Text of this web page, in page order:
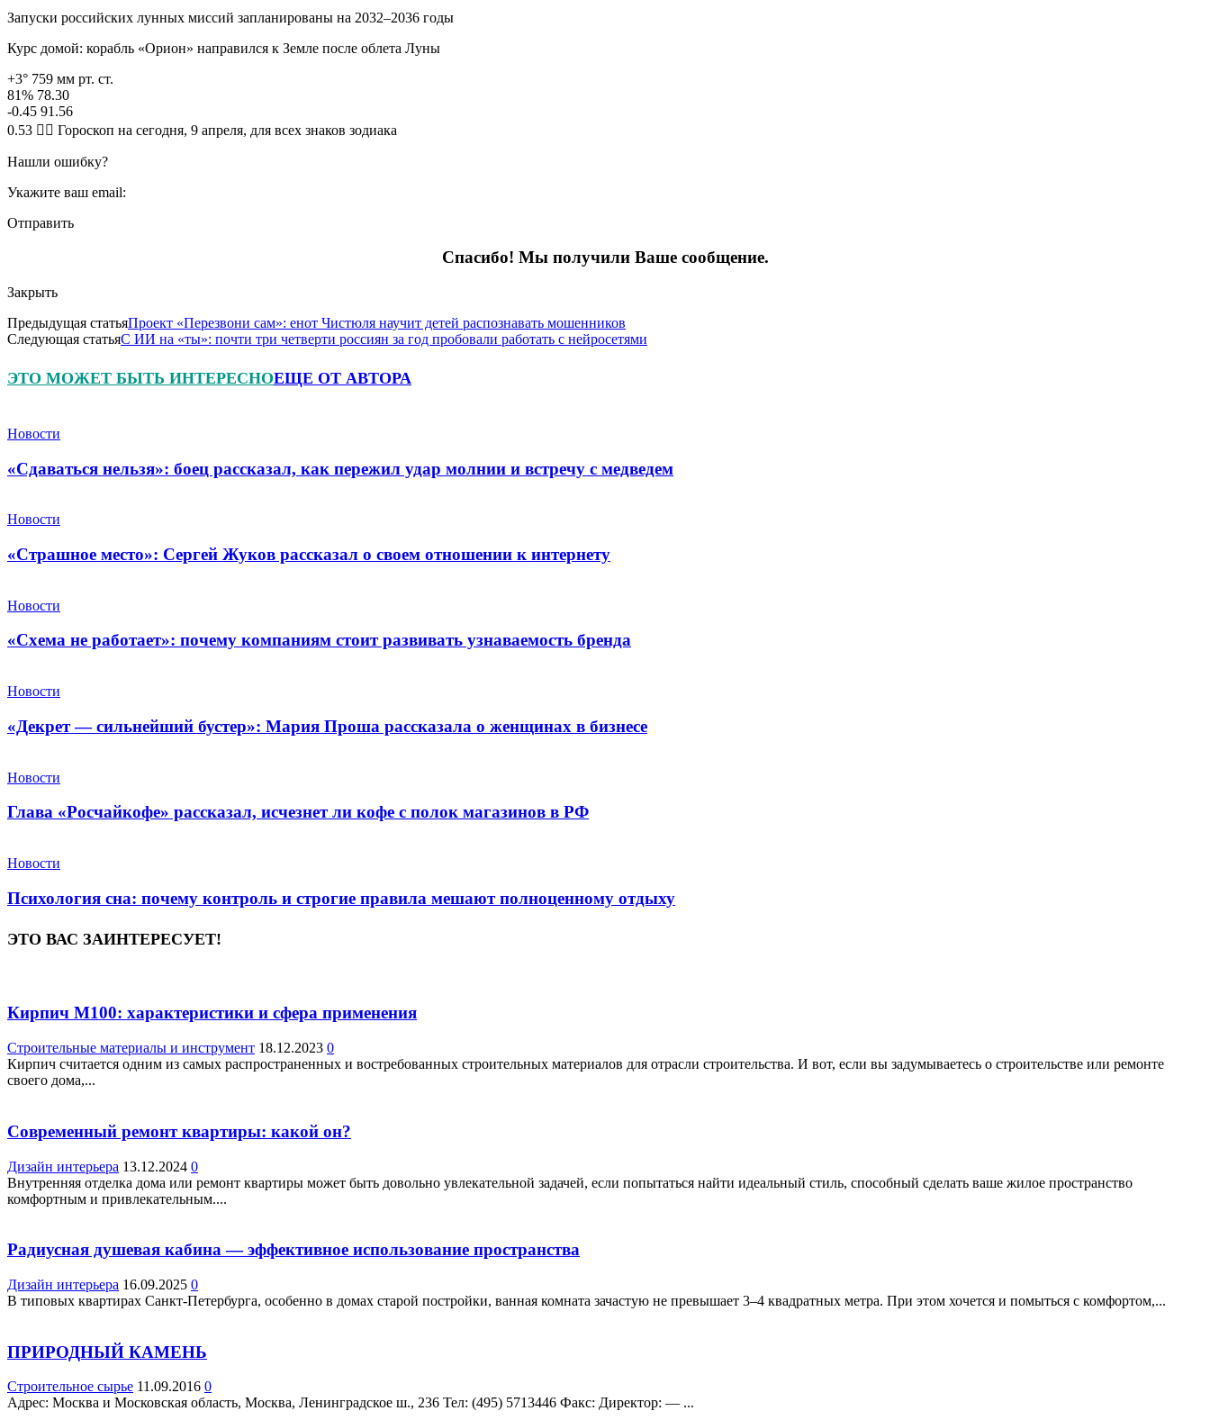
Запуски российских лунных миссий запланированы на 2032–2036 годы
Курс домой: корабль «Орион» направился к Земле после облета Луны
+3° 759 мм рт. ст.
81% 78.30
-0.45 91.56
0.53 🧙‍♀ Гороскоп на сегодня, 9 апреля, для всех знаков зодиака
Нашли ошибку?
Укажите ваш email:
Отправить
Спасибо! Мы получили Ваше сообщение.
Закрыть
Предыдущая статьяПроект «Перезвони сам»: енот Чистюля научит детей распознавать мошенников
Следующая статьяС ИИ на «ты»: почти три четверти россиян за год пробовали работать с нейросетями
ЭТО МОЖЕТ БЫТЬ ИНТЕРЕСНОЕЩЕ ОТ АВТОРА
Новости
«Сдаваться нельзя»: боец рассказал, как пережил удар молнии и встречу с медведем
Новости
«Страшное место»: Сергей Жуков рассказал о своем отношении к интернету
Новости
«Схема не работает»: почему компаниям стоит развивать узнаваемость бренда
Новости
«Декрет — сильнейший бустер»: Мария Проша рассказала о женщинах в бизнесе
Новости
Глава «Росчайкофе» рассказал, исчезнет ли кофе с полок магазинов в РФ
Новости
Психология сна: почему контроль и строгие правила мешают полноценному отдыху
ЭТО ВАС ЗАИНТЕРЕСУЕТ!
Кирпич М100: характеристики и сфера применения
Строительные материалы и инструмент 18.12.2023 0
Кирпич считается одним из самых распространенных и востребованных строительных материалов для отрасли строительства. И вот, если вы задумываетесь о строительстве или ремонте
своего дома,...
Современный ремонт квартиры: какой он?
Дизайн интерьера 13.12.2024 0
Внутренняя отделка дома или ремонт квартиры может быть довольно увлекательной задачей, если попытаться найти идеальный стиль, способный сделать ваше жилое пространство
комфортным и привлекательным....
Радиусная душевая кабина — эффективное использование пространства
Дизайн интерьера 16.09.2025 0
В типовых квартирах Санкт-Петербурга, особенно в домах старой постройки, ванная комната зачастую не превышает 3–4 квадратных метра. При этом хочется и помыться с комфортом,...
ПРИРОДНЫЙ КАМЕНЬ
Строительное сырье 11.09.2016 0
Адрес: Москва и Московская область, Москва, Ленинградское ш., 236 Teл: (495) 5713446 Факс: Директор: — ...